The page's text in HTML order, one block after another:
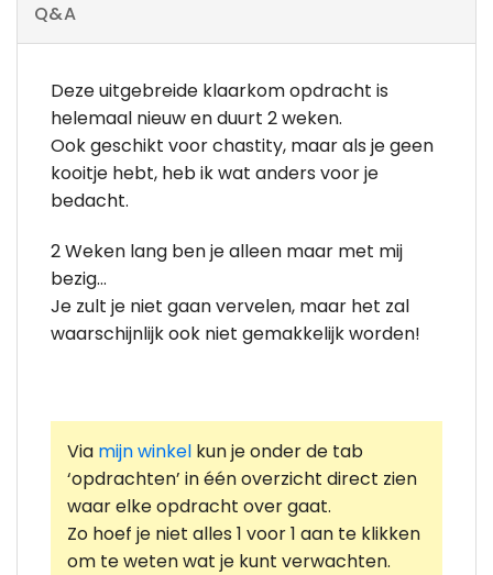
Q&A
Deze uitgebreide klaarkom opdracht is
helemaal nieuw en duurt 2 weken.
Ook geschikt voor chastity, maar als je geen
kooitje hebt, heb ik wat anders voor je
bedacht.
2 Weken lang ben je alleen maar met mij
bezig…
Je zult je niet gaan vervelen, maar het zal
waarschijnlijk ook niet gemakkelijk worden!
Via mijn winkel kun je onder de tab
‘opdrachten’ in één overzicht direct zien
waar elke opdracht over gaat.
Zo hoef je niet alles 1 voor 1 aan te klikken
om te weten wat je kunt verwachten.